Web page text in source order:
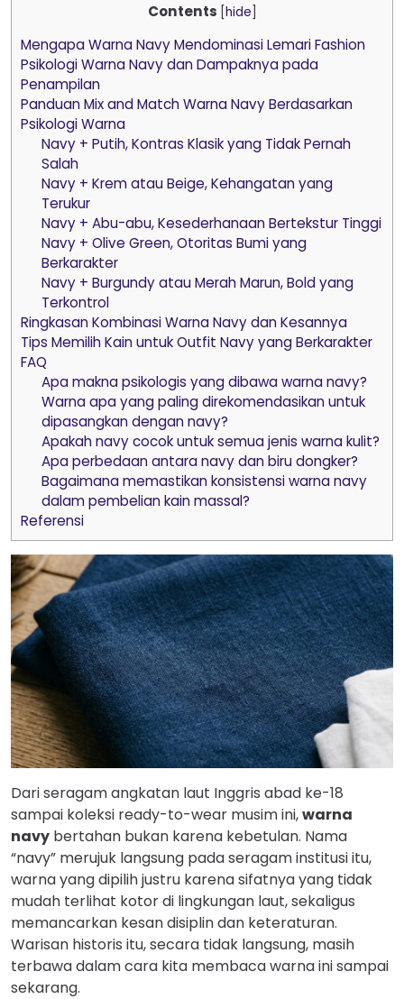
Contents [hide
Mengapa Warna Navy Mendominasi Lemari Fashion
Psikologi Warna Navy dan Dampaknya pada
Penampilan
Panduan Mix and Match Warna Navy Berdasarkan
Psikologi Warna
Navy + Putih, Kontras Klasik yang Tidak Pernah
Salah
Navy + Krem atau Beige, Kehangatan yang
Terukur
Navy + Abu-abu, Kesederhanaan Bertekstur Tinggi
Navy + Olive Green, Otoritas Bumi yang
Berkarakter
Navy + Burgundy atau Merah Marun, Bold yang
Terkontrol
Ringkasan Kombinasi Warna Navy dan Kesannya
Tips Memilih Kain untuk Outfit Navy yang Berkarakter
FAQ
Apa makna psikologis yang dibawa warna navy?
Warna apa yang paling direkomendasikan untuk
dipasangkan dengan navy?
Apakah navy cocok untuk semua jenis warna kulit?
Apa perbedaan antara navy dan biru dongker?
Bagaimana memastikan konsistensi warna navy
dalam pembelian kain massal?
Referensi
Dari seragam angkatan laut Inggris abad ke-18
sampai koleksi ready-to-wear musim ini,warna
navy bertahan bukan karena kebetulan. Nama
“navy” merujuk langsung pada seragam institusi itu,
warna yang dipilih justru karena sifatnya yang tidak
mudah terlihat kotor di lingkungan laut, sekaligus
memancarkan kesan disiplin dan keteraturan.
Warisan historis itu, secara tidak langsung, masih
terbawa dalam cara kita membaca warna ini sampai
sekarang.